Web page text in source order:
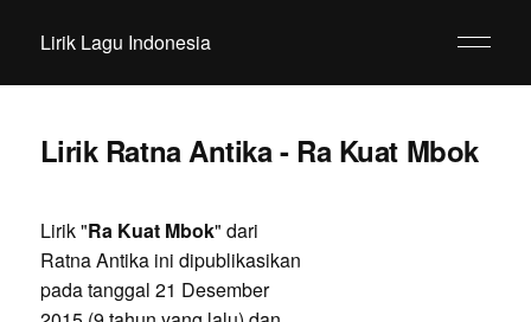
Lirik Lagu Indonesia
Lirik Ratna Antika - Ra Kuat Mbok
Lirik "Ra Kuat Mbok" dari
Ratna Antika ini dipublikasikan
pada tanggal 21 Desember